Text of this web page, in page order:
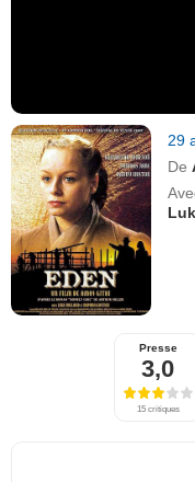
29
De
Presse
3,0
15 critiques